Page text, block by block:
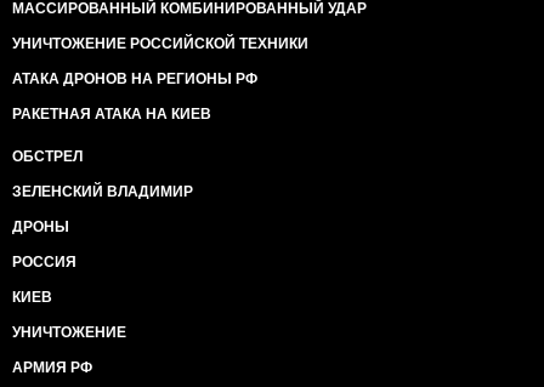
умный дипломат Климкин, который нотой МИДа
Украины смог этот процесс остановить.
При этом премьер-министр Гройсман оказался
фактически поддержав гидранта.
Что будет дальше? Я думаю, что если снимут
Климкина и ряд других умных людей еще из
Порошенко к концу 2020 года Крым полностью
сольют России.
Видимо уже существует какая-то договоренность.
Но это если Украина еще переживет 2020 год. При
сольет Украину.
МАССИРОВАННЫЙ КОМБИНИРОВАННЫЙ УДАР
УНИЧТОЖЕНИЕ РОССИЙСКОЙ ТЕХНИКИ
АТАКА ДРОНОВ НА РЕГИОНЫ РФ
РАКЕТНАЯ АТАКА НА КИЕВ
ОБСТРЕЛ
ЗЕЛЕНСКИЙ ВЛАДИМИР
ДРОНЫ
РОССИЯ
КИЕВ
УНИЧТОЖЕНИЕ
АРМИЯ РФ